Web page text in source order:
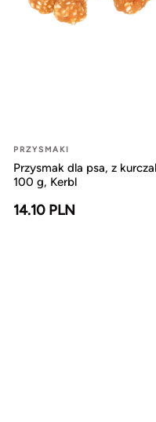
PRZYSMAKI
Przysmak dla psa, z
100 g, Kerbl
14.10 PLN